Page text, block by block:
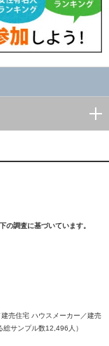
の調査に基づいています。
売住宅 ハウスメーカー／建売
サンプル数12,496人）